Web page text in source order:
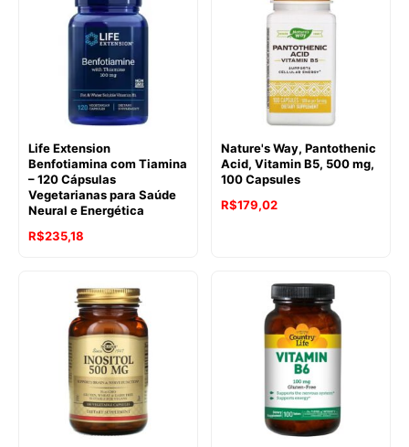
Life Extension
Benfotiamina com Tiamina
– 120 Cápsulas
Vegetarianas para Saúde
Neural e Energética
R$235,18
Nature's Way, Pantothenic
Acid, Vitamin B5, 500 mg,
100 Capsules
R$179,02